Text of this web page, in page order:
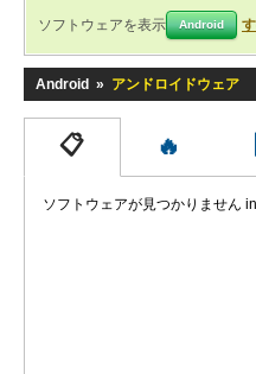
ソフトウェアを表示 Android
Android » アンドロイドウェア
📋 🔥
ソフトウェアが見つかりません